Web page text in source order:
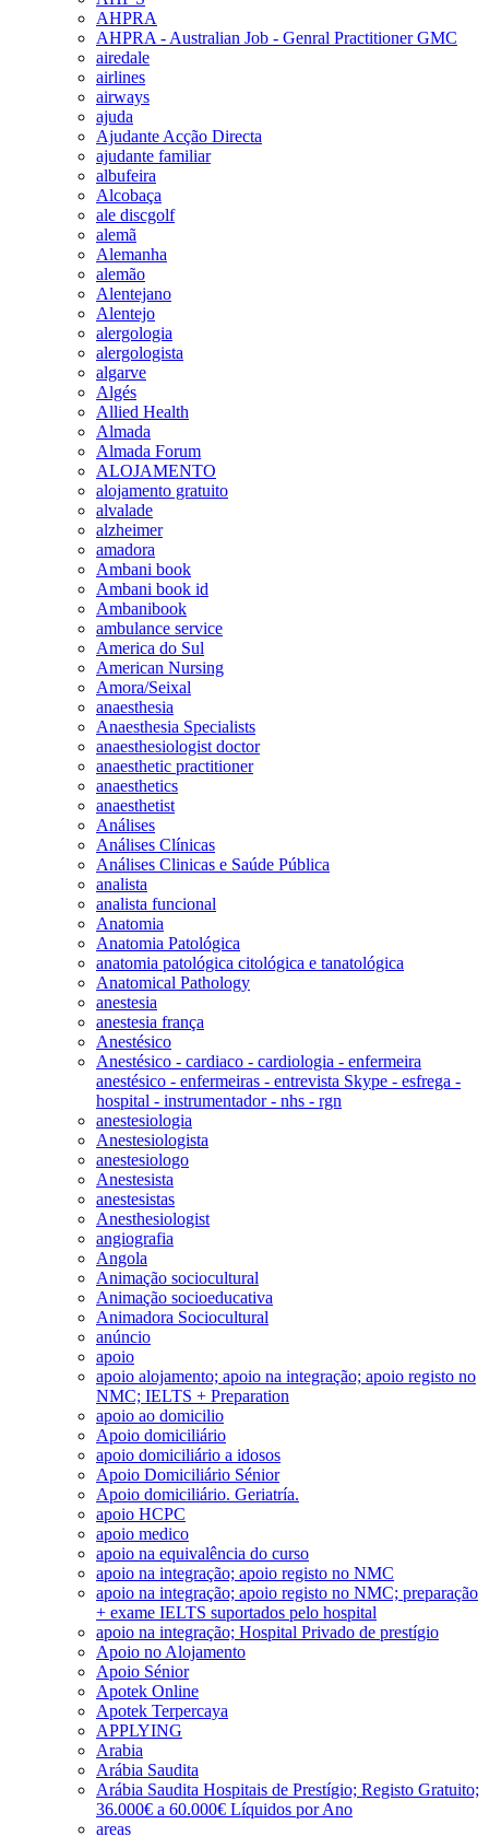
AHPRA
AHPRA - Australian Job - Genral Practitioner GMC
airedale
airlines
airways
ajuda
Ajudante Acção Directa
ajudante familiar
albufeira
Alcobaça
ale discgolf
alemã
Alemanha
alemão
Alentejano
Alentejo
alergologia
alergologista
algarve
Algés
Allied Health
Almada
Almada Forum
ALOJAMENTO
alojamento gratuito
alvalade
alzheimer
amadora
Ambani book
Ambani book id
Ambanibook
ambulance service
America do Sul
American Nursing
Amora/Seixal
anaesthesia
Anaesthesia Specialists
anaesthesiologist doctor
anaesthetic practitioner
anaesthetics
anaesthetist
Análises
Análises Clínicas
Análises Clinicas e Saúde Pública
analista
analista funcional
Anatomia
Anatomia Patológica
anatomia patológica citológica e tanatológica
Anatomical Pathology
anestesia
anestesia frança
Anestésico
Anestésico - cardiaco - cardiologia - enfermeira
anestésico - enfermeiras - entrevista Skype - esfrega -
hospital - instrumentador - nhs - rgn
anestesiologia
Anestesiologista
anestesiologo
Anestesista
anestesistas
Anesthesiologist
angiografia
Angola
Animação sociocultural
Animação socioeducativa
Animadora Sociocultural
anúncio
apoio
apoio alojamento; apoio na integração; apoio registo no
NMC; IELTS + Preparation
apoio ao domicilio
Apoio domiciliário
apoio domiciliário a idosos
Apoio Domiciliário Sénior
Apoio domiciliário. Geriatría.
apoio HCPC
apoio medico
apoio na equivalência do curso
apoio na integração; apoio registo no NMC
apoio na integração; apoio registo no NMC; preparação
+ exame IELTS suportados pelo hospital
apoio na integração; Hospital Privado de prestígio
Apoio no Alojamento
Apoio Sénior
Apotek Online
Apotek Terpercaya
APPLYING
Arabia
Arábia Saudita
Arábia Saudita Hospitais de Prestígio; Registo Gratuito;
36.000€ a 60.000€ Líquidos por Ano
areas